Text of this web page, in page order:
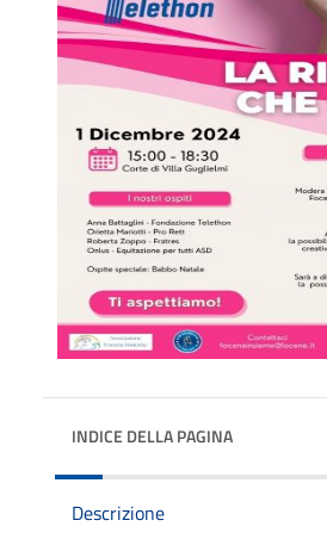
INDICE DELLA PAGINA
Descrizione